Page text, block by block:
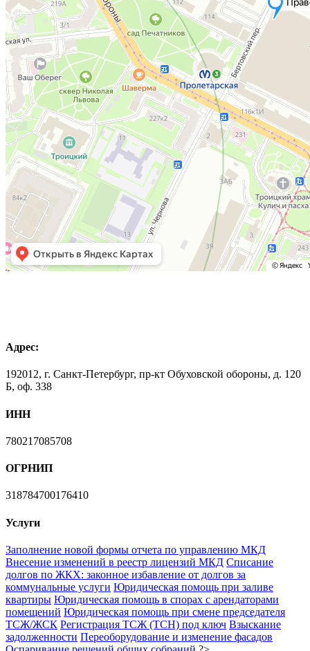
Адрес:
192012, г. Санкт-Петербург, пр-кт Обуховской обороны, д. 120
Б, оф. 338
ИНН
780217085708
ОГРНИП
318784700176410
Услуги
Заполнение новой формы отчета по управлению МКД
Внесение изменений в реестр лицензий МКД Списание
долгов по ЖКХ: законное избавление от долгов за
коммунальные услуги Юридическая помощь при заливе
квартиры Юридическая помощь в спорах с арендаторами
помещений Юридическая помощь при смене председателя
ТСЖ/ЖСК Регистрация ТСЖ (ТСН) под ключ Взыскание
задолженности Переоборудование и изменение фасадов